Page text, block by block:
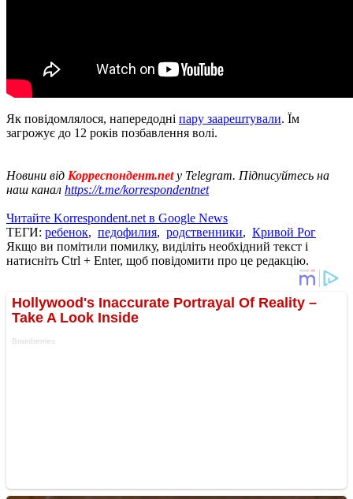
Як повідомлялося, напередодні пару заарештували. Їм
загрожує до 12 років позбавлення волі.
Новини від Корреспондент.netу Telegram. Підписуйтесь на
наш канал https://t.me/korrespondentnet
Читайте Korrespondent.net в Google News
ТЕГИ: ребенок, педофилия, родственники, Кривой Рог
Якщо ви помітили помилку, виділіть необхідний текст і
натисніть Ctrl + Enter, щоб повідомити про це редакцію.